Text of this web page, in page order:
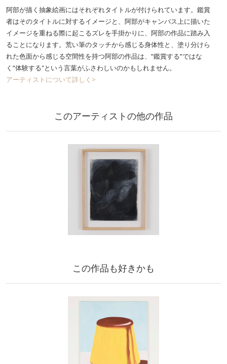
阿部が描く抽象絵画にはそれぞれタイトルが付けられています。鑑賞
者はそのタイトルに対するイメージと、阿部がキャンバス上に描いた
イメージを重ねる際に起こるズレを手掛かりに、阿部の作品に踏み入
ることになります。荒い筆のタッチから感じる身体性と、塗り分けら
れた色面から感じる空間性を持つ阿部の作品は、”鑑賞する”ではな
く”体験する"という言葉がふさわしいのかもしれません。
アーティストについて詳しく>
このアーティストの他の作品
この作品も好きかも